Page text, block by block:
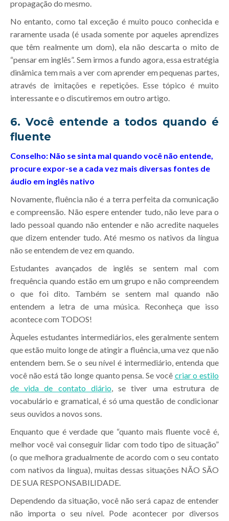
propagação do mesmo.
No entanto, como tal exceção é muito pouco conhecida e
raramente usada (é usada somente por aqueles aprendizes
que têm realmente um dom), ela não descarta o mito de
“pensar em inglês”. Sem irmos a fundo agora, essa estratégia
dinâmica tem mais a ver com aprender em pequenas partes,
através de imitações e repetições. Esse tópico é muito
interessante e o discutiremos em outro artigo.
6. Você entende a todos quando é
fluente
Conselho: Não se sinta mal quando você não entende,
procure expor-se a cada vez mais diversas fontes de
áudio em inglês nativo
Novamente, fluência não é a terra perfeita da comunicação
e compreensão. Não espere entender tudo, não leve para o
lado pessoal quando não entender e não acredite naqueles
que dizem entender tudo. Até mesmo os nativos da língua
não se entendem de vez em quando.
Estudantes avançados de inglês se sentem mal com
frequência quando estão em um grupo e não compreendem
o que foi dito. Também se sentem mal quando não
entendem a letra de uma música. Reconheça que isso
acontece com TODOS!
Àqueles estudantes intermediários, eles geralmente sentem
que estão muito longe de atingir a fluência, uma vez que não
entendem bem. Se o seu nível é intermediário, entenda que
você não está tão longe quanto pensa. Se você criar o estilo
de vida de contato diário, se tiver uma estrutura de
vocabulário e gramatical, é só uma questão de condicionar
seus ouvidos a novos sons.
Enquanto que é verdade que “quanto mais fluente você é,
melhor você vai conseguir lidar com todo tipo de situação”
(o que melhora gradualmente de acordo com o seu contato
com nativos da língua), muitas dessas situações NÃO SÃO
DE SUA RESPONSABILIDADE.
Dependendo da situação, você não será capaz de entender
não importa o seu nível. Pode acontecer por diversos